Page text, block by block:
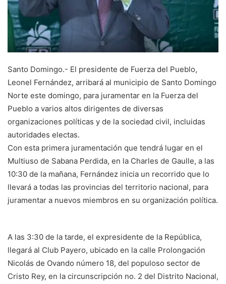
Santo Domingo.- El presidente de Fuerza del Pueblo,
Leonel Fernández, arribará al municipio de Santo Domingo
Norte este domingo, para juramentar en la Fuerza del
Pueblo a varios altos dirigentes de diversas
organizaciones políticas y de la sociedad civil, incluidas
autoridades electas.
Con esta primera juramentación que tendrá lugar en el
Multiuso de Sabana Perdida, en la Charles de Gaulle, a las
10:30 de la mañana, Fernández inicia un recorrido que lo
llevará a todas las provincias del territorio nacional, para
juramentar a nuevos miembros en su organización política.
A las 3:30 de la tarde, el expresidente de la República,
llegará al Club Payero, ubicado en la calle Prolongación
Nicolás de Ovando número 18, del populoso sector de
Cristo Rey, en la circunscripción no. 2 del Distrito Nacional,